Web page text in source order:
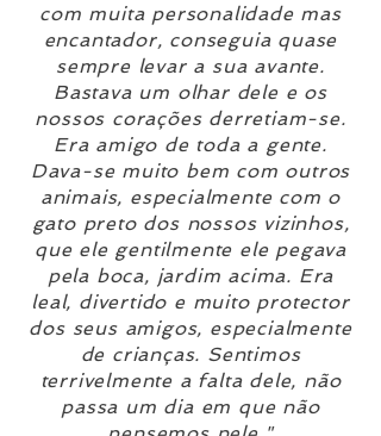
com muita personalidade mas
encantador, conseguia quase
sempre levar a sua avante.
Bastava um olhar dele e os
nossos corações derretiam-se.
Era amigo de toda a gente.
Dava-se muito bem com outros
animais, especialmente com o
gato preto dos nossos vizinhos,
que ele gentilmente ele pegava
pela boca, jardim acima. Era
leal, divertido e muito protector
dos seus amigos, especialmente
de crianças. Sentimos
terrivelmente a falta dele, não
passa um dia em que não